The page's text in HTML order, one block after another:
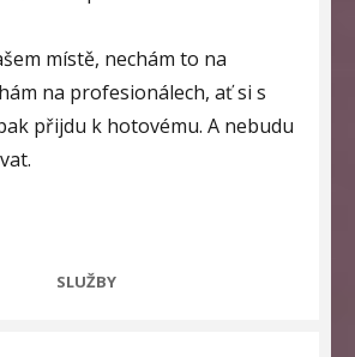
místě, nechám to na
na profesionálech, ať si s
přijdu k hotovému. A nebudu
CATEGORIES
SLUŽBY